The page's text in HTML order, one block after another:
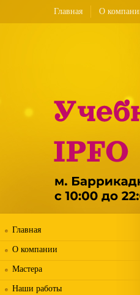
Главная О
Главная
О компании
Мастера
Наши работы